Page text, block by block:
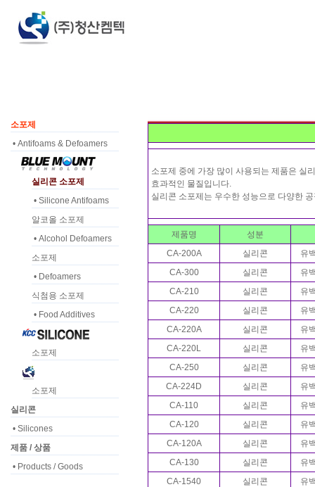
소포제
• Antifoams & Defoamers
실리콘 소포제
• Silicone Antifoams
알코올 소포제
• Alcohol Defoamers
소포제
• Defoamers
식첨용 소포제
• Food Additives
소포제
소포제
실리콘
• Silicones
제품 / 상품
• Products / Goods
소포제 중에 가장 많이 사용되는 제품은 실
효과적인 물질입니다.
실리콘 소포제는 우수한 성능으로 다양한
제품명
성분
CA-200A
실리콘
유
CA-300
실리콘
유
CA-210
실리콘
유
CA-220
실리콘
유
CA-220A
실리콘
유
CA-220L
실리콘
유
CA-250
실리콘
유
CA-224D
실리콘
유
CA-110
실리콘
유
CA-120
실리콘
유
CA-120A
실리콘
유
CA-130
실리콘
유
CA-1540
실리콘
유